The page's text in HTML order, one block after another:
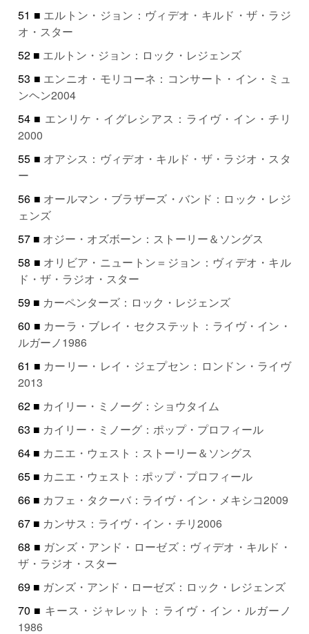
51 ■ エルトン・ジョン：ヴィデオ・キルド・ザ・ラジ
オ・スター
52 ■ エルトン・ジョン：ロック・レジェンズ
53 ■ エンニオ・モリコーネ：コンサート・イン・ミュ
ンヘン2004
54 ■ エンリケ・イグレシアス：ライヴ・イン・チリ
2000
55 ■ オアシス：ヴィデオ・キルド・ザ・ラジオ・スタ
ー
56 ■ オールマン・ブラザーズ・バンド：ロック・レジ
ェンズ
57 ■ オジー・オズボーン：ストーリー＆ソングス
58 ■ オリビア・ニュートン＝ジョン：ヴィデオ・キル
ド・ザ・ラジオ・スター
59 ■ カーペンターズ：ロック・レジェンズ
60 ■ カーラ・ブレイ・セクステット：ライヴ・イン・
ルガーノ1986
61 ■ カーリー・レイ・ジェプセン：ロンドン・ライヴ
2013
62 ■ カイリー・ミノーグ：ショウタイム
63 ■ カイリー・ミノーグ：ポップ・プロフィール
64 ■ カニエ・ウェスト：ストーリー＆ソングス
65 ■ カニエ・ウェスト：ポップ・プロフィール
66 ■ カフェ・タクーバ：ライヴ・イン・メキシコ2009
67 ■ カンサス：ライヴ・イン・チリ2006
68 ■ ガンズ・アンド・ローゼズ：ヴィデオ・キルド・
ザ・ラジオ・スター
69 ■ ガンズ・アンド・ローゼズ：ロック・レジェンズ
70 ■ キース・ジャレット：ライヴ・イン・ルガーノ
1986